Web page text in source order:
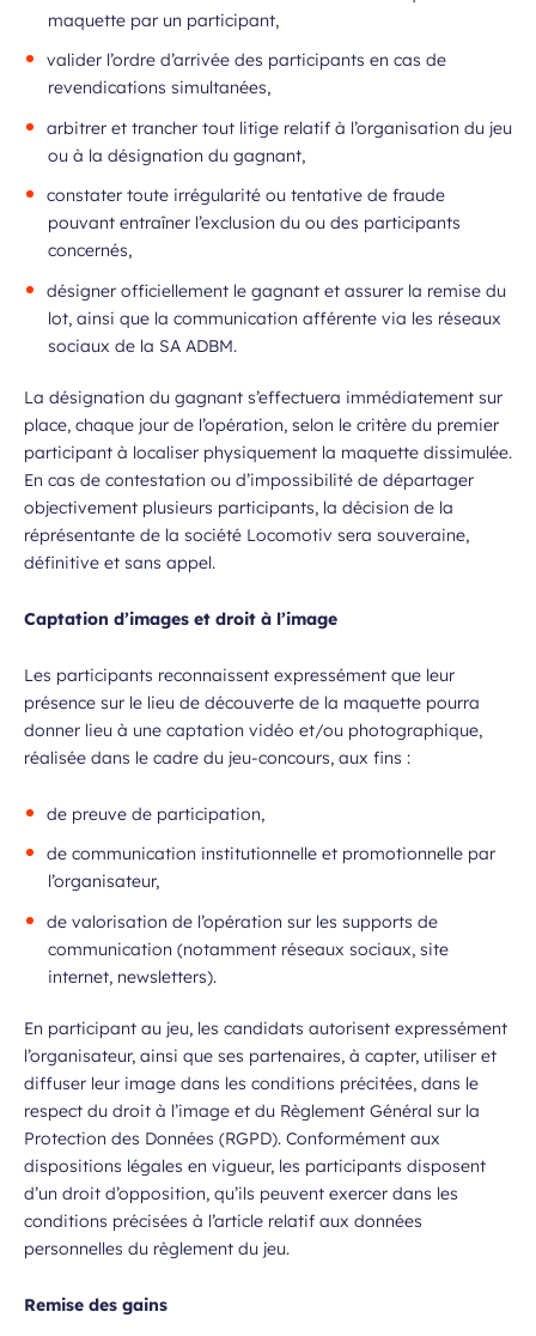
maquette par un participant,
valider l’ordre d’arrivée des participants en cas de
revendications simultanées,
arbitrer et trancher tout litige relatif à l’organisation du jeu
ou à la désignation du gagnant,
constater toute irrégularité ou tentative de fraude
pouvant entraîner l’exclusion du ou des participants
concernés,
désigner officiellement le gagnant et assurer la remise du
lot, ainsi que la communication afférente via les réseaux
sociaux de la SA ADBM.
La désignation du gagnant s’effectuera immédiatement sur
place, chaque jour de l’opération, selon le critère du premier
participant à localiser physiquement la maquette dissimulée.
En cas de contestation ou d’impossibilité de départager
objectivement plusieurs participants, la décision de la
réprésentante de la société Locomotiv sera souveraine,
définitive et sans appel.
Captation d’images et droit à l’image
Les participants reconnaissent expressément que leur
présence sur le lieu de découverte de la maquette pourra
donner lieu à une captation vidéo et/ou photographique,
réalisée dans le cadre du jeu-concours, aux fins :
de preuve de participation,
de communication institutionnelle et promotionnelle par
l’organisateur,
de valorisation de l’opération sur les supports de
communication (notamment réseaux sociaux, site
internet, newsletters).
En participant au jeu, les candidats autorisent expressément
l’organisateur, ainsi que ses partenaires, à capter, utiliser et
diffuser leur image dans les conditions précitées, dans le
respect du droit à l’image et du Règlement Général sur la
Protection des Données (RGPD). Conformément aux
dispositions légales en vigueur, les participants disposent
d’un droit d’opposition, qu’ils peuvent exercer dans les
conditions précisées à l’article relatif aux données
personnelles du règlement du jeu.
Remise des gains
la newsletter
requis
et j’accepte que mes données